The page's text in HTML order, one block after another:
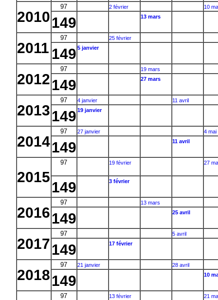
2010
97 2 février 10
149 13 mars
2011
97 25 février
149 5 janvier
2012
97 19 mars
149 27 mars
2013
97 4 janvier 11 avril
149 19 janvier
2014
97 27 janvier 4 mai
149 11 avril
2015
97 19 février 27
149 3 février
2016
97 13 mars
149 25 avril
2017
97 5 avril
149 17 février
2018
97 21 janvier 28 avril
149 10
97 13 février 21